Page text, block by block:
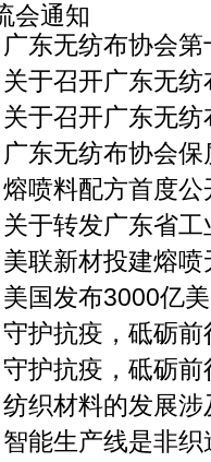
会通知
广东无纺布协会
关于召开广东无
关于召开广东无
广东无纺布协会
熔喷料配方首度
关于转发广东省
美联新材投建熔喷
美国发布3000亿
守护抗疫，砥砺
守护抗疫，砥砺
纺织材料的发展
智能生产线是非